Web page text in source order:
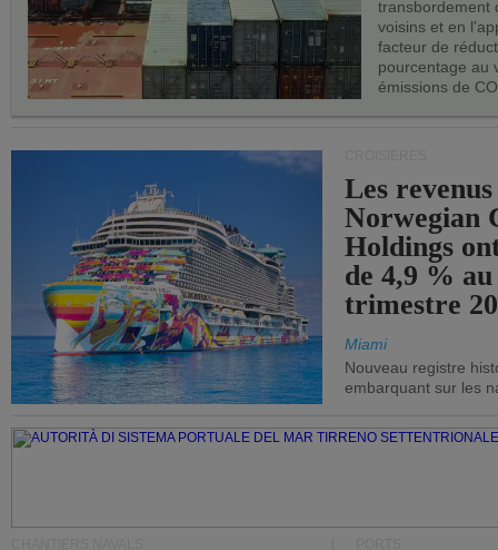
transbordement
voisins et en
facteur de
pourcentage au
émissions de
Les
Norwegian
Holdings
de 4,9 %
trimestre
Miami
Nouveau registre
embarquant sur les